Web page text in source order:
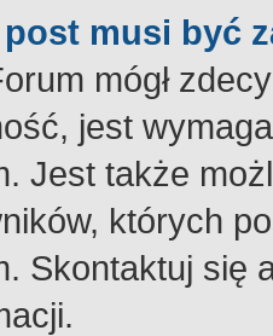
musi być
mógł
jest
Jest także
których
Skontaktuj się